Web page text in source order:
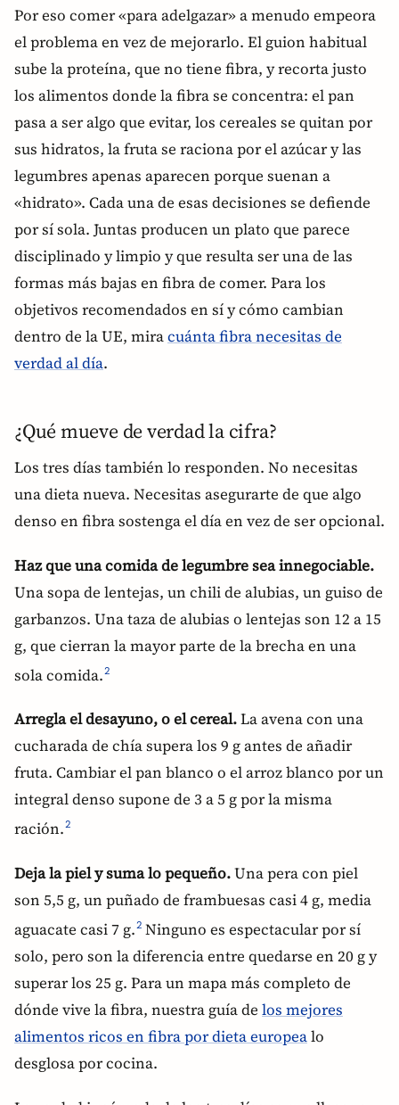
Por eso comer «para adelgazar» a menudo empeora
el problema en vez de mejorarlo. El guion habitual
sube la proteína, que no tiene fibra, y recorta justo
los alimentos donde la fibra se concentra: el pan
pasa a ser algo que evitar, los cereales se quitan por
sus hidratos, la fruta se raciona por el azúcar y las
legumbres apenas aparecen porque suenan a
«hidrato». Cada una de esas decisiones se defiende
por sí sola. Juntas producen un plato que parece
disciplinado y limpio y que resulta ser una de las
formas más bajas en fibra de comer. Para los
objetivos recomendados en sí y cómo cambian
dentro de la UE, miracuánta fibra necesitas de
verdad al día.
¿Qué mueve de verdad la cifra?
Los tres días también lo responden. No necesitas
una dieta nueva. Necesitas asegurarte de que algo
denso en fibra sostenga el día en vez de ser opcional.
Haz que una comida de legumbre sea innegociable.
Una sopa de lentejas, un chili de alubias, un guiso de
garbanzos. Una taza de alubias o lentejas son 12 a 15
g, que cierran la mayor parte de la brecha en una
sola comida.2
Arregla el desayuno, o el cereal.La avena con una
cucharada de chía supera los 9 g antes de añadir
fruta. Cambiar el pan blanco o el arroz blanco por un
integral denso supone de 3 a 5 g por la misma
ración.2
Deja la piel y suma lo pequeño.Una pera con piel
son 5,5 g, un puñado de frambuesas casi 4 g, media
aguacate casi 7 g.2 Ninguno es espectacular por sí
solo, pero son la diferencia entre quedarse en 20 g y
superar los 25 g. Para un mapa más completo de
dónde vive la fibra, nuestra guía de los mejores
alimentos ricos en fibra por dieta europealo
desglosa por cocina.